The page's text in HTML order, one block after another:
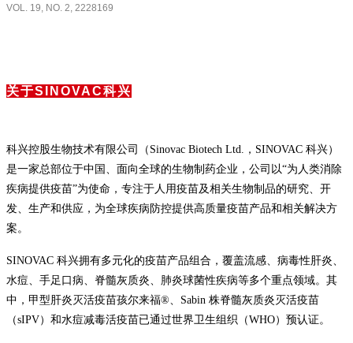
VOL. 19, NO. 2, 2228169
关于SINOVAC科兴
科兴控股生物技术有限公司（Sinovac Biotech Ltd.，SINOVAC 科兴）
是一家总部位于中国、面向全球的生物制药企业，公司以“为人类消除
疾病提供疫苗”为使命，专注于人用疫苗及相关生物制品的研究、开
发、生产和供应，为全球疾病防控提供高质量疫苗产品和相关解决方
案。
SINOVAC 科兴拥有多元化的疫苗产品组合，覆盖流感、病毒性肝炎、
水痘、手足口病、脊髓灰质炎、肺炎球菌性疾病等多个重点领域。其
中，甲型肝炎灭活疫苗孩尔来福®、Sabin 株脊髓灰质炎灭活疫苗
（sIPV）和水痘减毒活疫苗已通过世界卫生组织（WHO）预认证。